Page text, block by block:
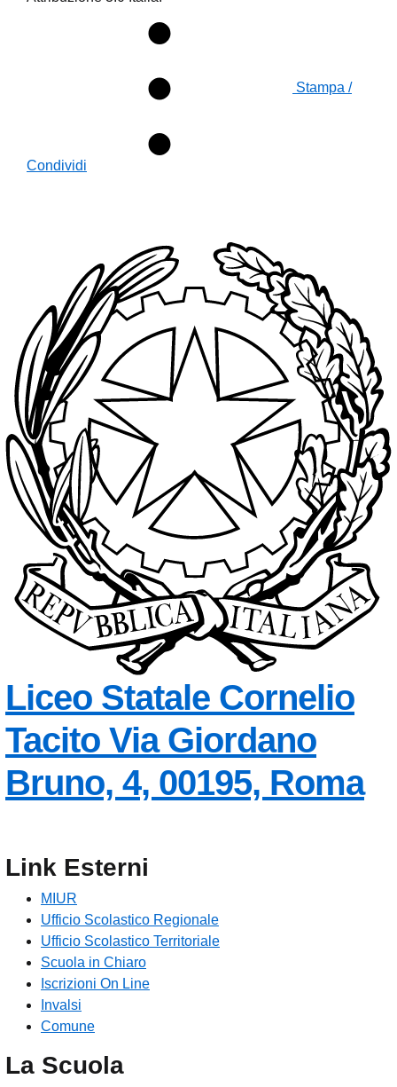
Stampa /
Condividi
Liceo Statale Cornelio
Tacito Via Giordano
Bruno, 4, 00195, Roma
Link Esterni
MIUR
Ufficio Scolastico Regionale
Ufficio Scolastico Territoriale
Scuola in Chiaro
Iscrizioni On Line
Invalsi
Comune
La Scuola